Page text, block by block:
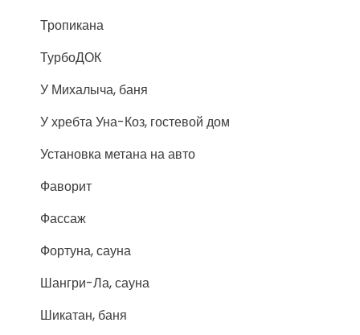
Тропикана
ТурбоДОК
У Михалыча, баня
У хребта Уна-Коз, гостевой дом
Установка метана на авто
Фаворит
Фассаж
Фортуна, сауна
Шангри-Ла, сауна
Шикатан, баня